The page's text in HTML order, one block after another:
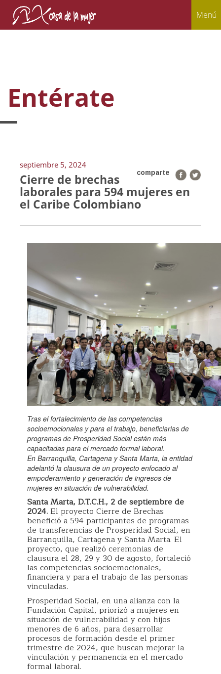
Menú
Entérate
septiembre 5, 2024
comparte
Cierre de brechas
laborales para 594 mujeres en
el Caribe Colombiano
Tras el fortalecimiento de las competencias
socioemocionales y para el trabajo, beneficiarias de
programas de Prosperidad Social están más
capacitadas para el mercado formal laboral.
En Barranquilla, Cartagena y Santa Marta, la entidad
adelantó la clausura de un proyecto enfocado al
empoderamiento y generación de ingresos de
mujeres en situación de vulnerabilidad.
Santa Marta, D.T.C.H., 2 de septiembre de
2024.El proyecto Cierre de Brechas
benefició a 594 participantes de programas
de transferencias de Prosperidad Social, en
Barranquilla, Cartagena y Santa Marta. El
proyecto, que realizó ceremonias de
clausura el 28, 29 y 30 de agosto, fortaleció
las competencias socioemocionales,
financiera y para el trabajo de las personas
vinculadas.
Prosperidad Social, en una alianza con la
Fundación Capital, priorizó a mujeres en
situación de vulnerabilidad y con hijos
menores de 6 años, para desarrollar
procesos de formación desde el primer
trimestre de 2024, que buscan mejorar la
vinculación y permanencia en el mercado
formal laboral.